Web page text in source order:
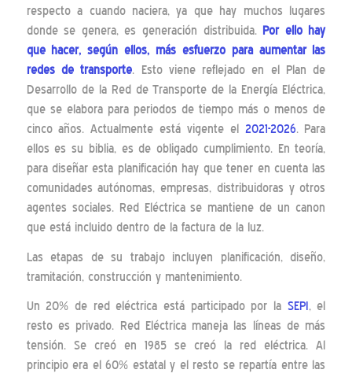
respecto a cuando naciera, ya que hay muchos lugares
donde se genera, es generación distribuida. Por ello hay
que hacer, según ellos, más esfuerzo para aumentar las
redes de transporte. Esto viene reflejado en el Plan de
Desarrollo de la Red de Transporte de la Energía Eléctrica,
que se elabora para periodos de tiempo más o menos de
cinco años. Actualmente está vigente el 2021-2026. Para
ellos es su biblia, es de obligado cumplimiento. En teoría,
para diseñar esta planificación hay que tener en cuenta las
comunidades autónomas, empresas, distribuidoras y otros
agentes sociales. Red Eléctrica se mantiene de un canon
que está incluido dentro de la factura de la luz.
Las etapas de su trabajo incluyen planificación, diseño,
tramitación, construcción y mantenimiento.
Un 20% de red eléctrica está participado por la SEPI , el
resto es privado. Red Eléctrica maneja las líneas de más
tensión. Se creó en 1985 se creó la red eléctrica. Al
principio era el 60% estatal y el resto se repartía entre las